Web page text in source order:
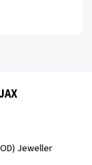
Jeweller